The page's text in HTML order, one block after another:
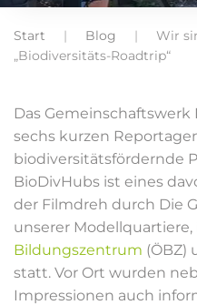
Start Blog
Wir
„Biodiversitäts-Roadtrip“
Das
sechs kurzen
biodiversitätsfördernde
BioDivHubs ist eines
der Filmdreh durch Die
unserer Modellquartiere,
Bildungszentrum (ÖBZ)
statt. Vor Ort wurden
Impressionen auch